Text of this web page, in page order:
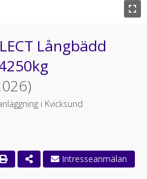
Långbädd
i Kvicksund